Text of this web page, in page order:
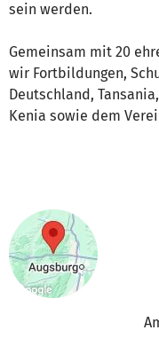
sein werden.
Gemeinsam mit 20
wir Fortbildungen,
Deutschland,
Kenia sowie dem